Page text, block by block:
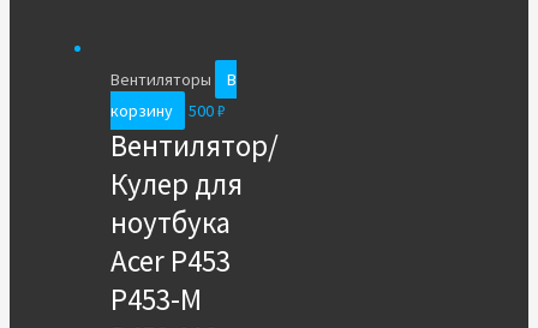
Вентиляторы
В
корзину
500₽
Вентилятор/
Кулер для
ноутбука
Acer P453
P453-M